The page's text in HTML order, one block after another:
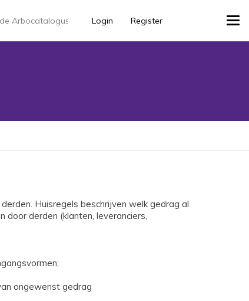
Login Register
Huisregels beschrijven welk gedrag al
derden (klanten, leveranciers,
ongewenst gedrag